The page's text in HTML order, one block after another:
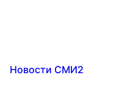
Новости СМИ2